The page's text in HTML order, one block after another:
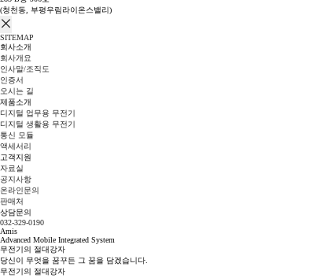
(청천동, 부평우림라이온스밸리)
SITEMAP
회사소개
회사개요
인사말/조직도
인증서
오시는 길
제품소개
디지털 업무용 무전기
디지털 생활용 무전기
통신 모듈
액세서리
고객지원
자료실
공지사항
온라인문의
판매처
상담문의
032-329-0190
Amis
Advanced Mobile Integrated System
무전기의 절대강자
당신이 무엇을 꿈꾸든 그 꿈을 담겠습니다.
무전기의 절대강자